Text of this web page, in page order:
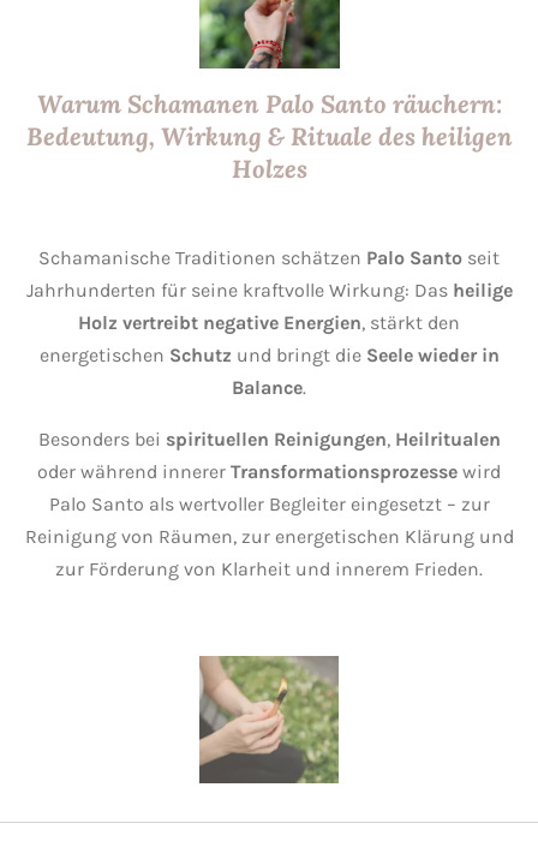
Warum Schamanen Palo Santo räuchern:
Bedeutung, Wirkung & Rituale des heiligen
Holzes
Schamanische Traditionen schätzen Palo Santo seit
Jahrhunderten für seine kraftvolle Wirkung: Das heilige
Holz vertreibt negative Energien, stärkt den
energetischen Schutz und bringt die Seele wieder in
Balance.
Besonders bei spirituellen Reinigungen, Heilritualen
oder während innerer Transformationsprozesse wird
Palo Santo als wertvoller Begleiter eingesetzt – zur
Reinigung von Räumen, zur energetischen Klärung und
zur Förderung von Klarheit und innerem Frieden.